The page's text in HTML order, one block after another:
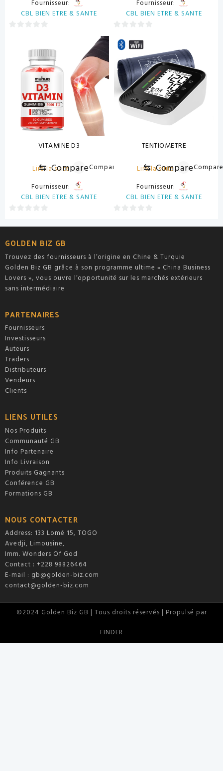
Fournisseur:
CBL BIEN ETRE & SANTE
Fournisseur:
CBL BIEN ETRE & SANTE
sur
VITAMINE D3
Lire la suite
⇆ CompareCompare
Fournisseur:
CBL BIEN ETRE & SANTE
sur
TENTIOMETRE
Lire la suite
⇆ Compare
Fournisseur:
CBL BIEN ETRE & SANTE
sur
GOLDEN BIZ GB
Trouvez des fournisseurs à l’origine en Chine & Turquie
Golden Biz GB grâce à son programme ultime « China Business
Lovers », vous ouvre l’opportunité sur les marchés extérieurs
sans intermédiaire
PARTENAIRES
Fournisseurs
Investisseurs
Auteurs
Traders
Distributeurs
Vendeurs
Clients
LIENS UTILES
Nos Produits
Communauté GB
Info Partenaire
Info Livraison
Produits Gagnants
Conférence GB
Formations GB
NOUS CONTACTER
Address: 133 Lomé 15, TOGO
Avedji, Limousine,
Imm. Wonders Of God
Contact : +228 98826464
E-mail : gb@golden-biz.com
contact@golden-biz.com
©2024 Golden Biz GB | Tous droits réservés | Propulsé par
FINDER